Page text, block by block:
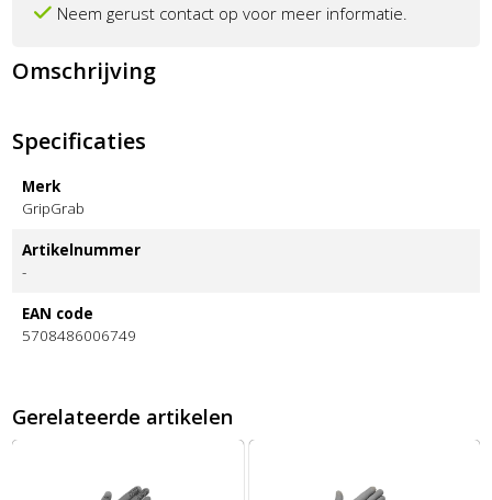
Neem gerust contact op voor meer informatie.
Omschrijving
Specificaties
Merk
GripGrab
Artikelnummer
-
EAN code
5708486006749
Gerelateerde artikelen